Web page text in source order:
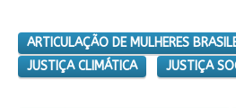
ARTICULAÇÃO DE MULHERES
JUSTIÇA CLIMÁTICA
JUSTIÇA